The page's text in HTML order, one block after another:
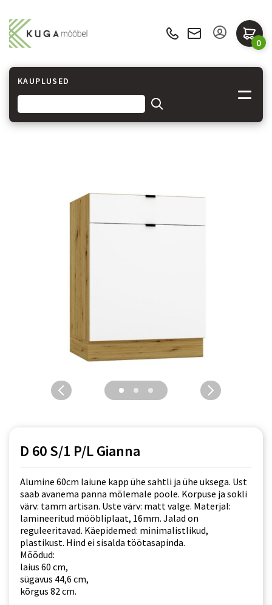
0
KAUPLUSED
D 60 S/1 P/L Gianna
Alumine 60cm laiune kapp ühe sahtli ja ühe uksega. Ust
saab avanema panna mõlemale poole. Korpuse ja sokli
värv: tamm artisan. Uste värv: matt valge. Materjal:
lamineeritud mööbliplaat, 16mm. Jalad on
reguleeritavad. Käepidemed: minimalistlikud,
plastikust. Hind ei sisalda töötasapinda.
Mõõdud:
laius 60 cm,
sügavus 44,6 cm,
kõrgus 82 cm.